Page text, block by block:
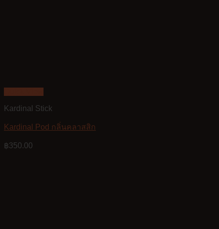
Kardinal Stick
Kardinal Pod กลิ่นคลาสสิก
฿350.00